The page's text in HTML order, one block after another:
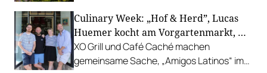
Gastgarten.
Culinary Week: „Hof & Herd”, Lucas
Huemer kocht am Vorgartenmarkt, …
XO Grill und Café Caché machen
gemeinsame Sache, „Amigos Latinos“ im